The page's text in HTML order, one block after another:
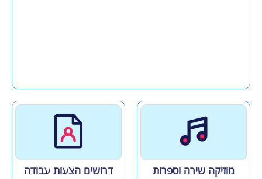
מוזיקה שירה וספרות דרושים הצעות עבודה